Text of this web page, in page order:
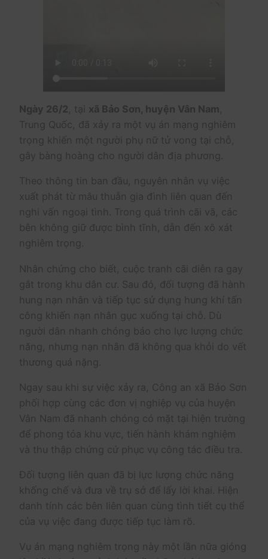
Ngày 26/2 , tại xã Bảo Sơn, huyện Vân Nam
Trung Quốc, đã xảy ra một vụ án mạng nghiêm
trọng khiến một người phụ nữ tử vong tại chỗ,
gây bàng hoàng cho người dân địa phương.
Theo thông tin ban đầu, nguyên nhân vụ việc
xuất phát từ mâu thuẫn gia đình liên quan đến
nghi vấn ngoại tình. Trong quá trình cãi vã, các
bên không giữ được bình tĩnh, dẫn đến xô xát
nghiêm trọng.
Nhân chứng cho biết, cuộc tranh cãi diễn ra gay
gắt trong khu dân cư. Sau đó, đối tượng đã hành
hung nạn nhân và tiếp tục sử dụng hung khí tấn
công khiến nạn nhân gục xuống tại chỗ. Dù
người dân nhanh chóng báo cho lực lượng chức
năng, nhưng nạn nhân đã không qua khỏi do vết
thương quá nặng.
Ngay sau khi sự việc xảy ra, Công an xã Bảo Sơn
phối hợp cùng các đơn vị nghiệp vụ của huyện
Vân Nam đã nhanh chóng có mặt tại hiện trường
để phong tỏa khu vực, tiến hành khám nghiệm
và thu thập chứng cứ phục vụ công tác điều tra.
Đối tượng liên quan đã bị lực lượng chức năng
khống chế và đưa về trụ sở để lấy lời khai. Hiện
danh tính các bên liên quan cùng tình tiết cụ thể
của vụ việc đang được tiếp tục làm rõ.
Vụ án mạng nghiêm trọng này một lần nữa gióng